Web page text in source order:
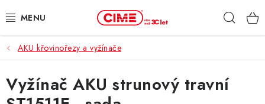
na
ZAHRADA, LES
DÍLNA, STAVBA
AKU křovinořezy a vyžínače
Vyžínač AKU strunový travní